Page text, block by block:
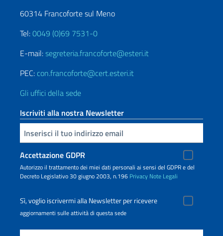
60314 Francoforte sul Meno
Tel:0049 (0)69 7531-0
E-mail:segreteria.francoforte@esteri.it
PEC: con.francoforte@cert.esteri.it
Gli uffici della sede
Iscriviti alla nostra Newsletter
Inserisci la tua email
Accettazione GDPR
Autorizzo il trattamento dei miei dati personali ai sensi del GDPR e del
Decreto Legislativo 30 giugno 2003, n.196 Privacy Note Legali
Sì, voglio iscrivermi alla Newsletter per ricevere
aggiornamenti sulle attività di questa sede